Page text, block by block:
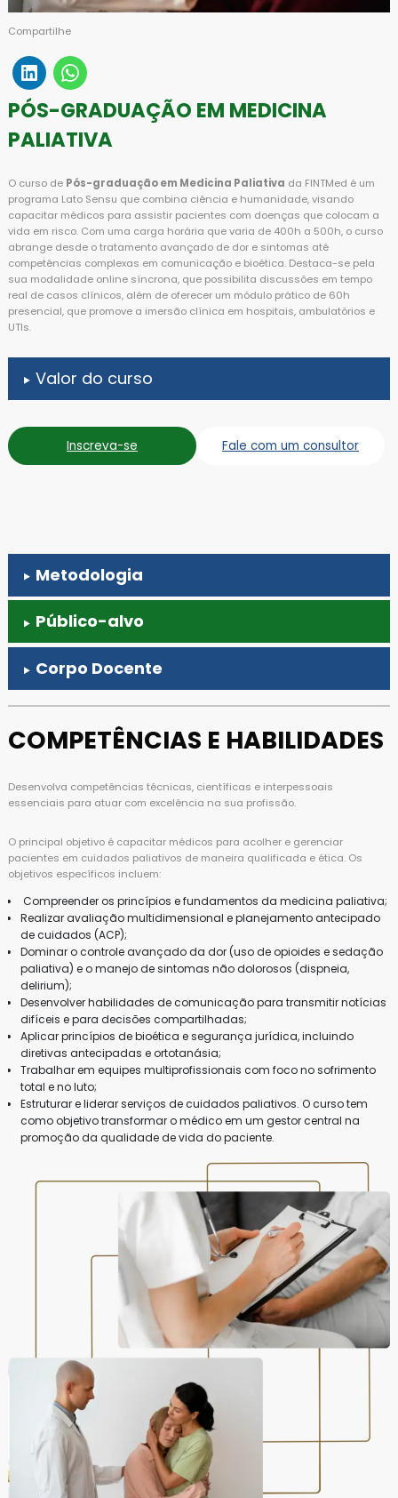
Compartilhe
PÓS-GRADUAÇÃO EM MEDICINA
PALIATIVA
O curso de Pós-graduação em Medicina Paliativa da FINTMed é um
programa Lato Sensu que combina ciência e humanidade, visando
capacitar médicos para assistir pacientes com doenças que colocam a
vida em risco. Com uma carga horária que varia de 400h a 500h, o curso
abrange desde o tratamento avançado de dor e sintomas até
competências complexas em comunicação e bioética. Destaca-se pela
sua modalidade online síncrona, que possibilita discussões em tempo
real de casos clínicos, além de oferecer um módulo prático de 60h
presencial, que promove a imersão clínica em hospitais, ambulatórios e
UTIs.
Valor do curso
Inscreva-se Fale com um consultor
Metodologia
Público-alvo
Corpo Docente
COMPETÊNCIAS E HABILIDADES
Desenvolva competências técnicas, científicas e interpessoais
essenciais para atuar com excelência na sua profissão.
O principal objetivo é capacitar médicos para acolher e gerenciar
pacientes em cuidados paliativos de maneira qualificada e ética. Os
objetivos específicos incluem:
Compreender os princípios e fundamentos da medicina paliativa;
Realizar avaliação multidimensional e planejamento antecipado
de cuidados (ACP);
Dominar o controle avançado da dor (uso de opioides e sedação
paliativa) e o manejo de sintomas não dolorosos (dispneia,
delirium);
Desenvolver habilidades de comunicação para transmitir notícias
difíceis e para decisões compartilhadas;
Aplicar princípios de bioética e segurança jurídica, incluindo
diretivas antecipadas e ortotanásia;
Trabalhar em equipes multiprofissionais com foco no sofrimento
total e no luto;
Estruturar e liderar serviços de cuidados paliativos. O curso tem
como objetivo transformar o médico em um gestor central na
promoção da qualidade de vida do paciente.